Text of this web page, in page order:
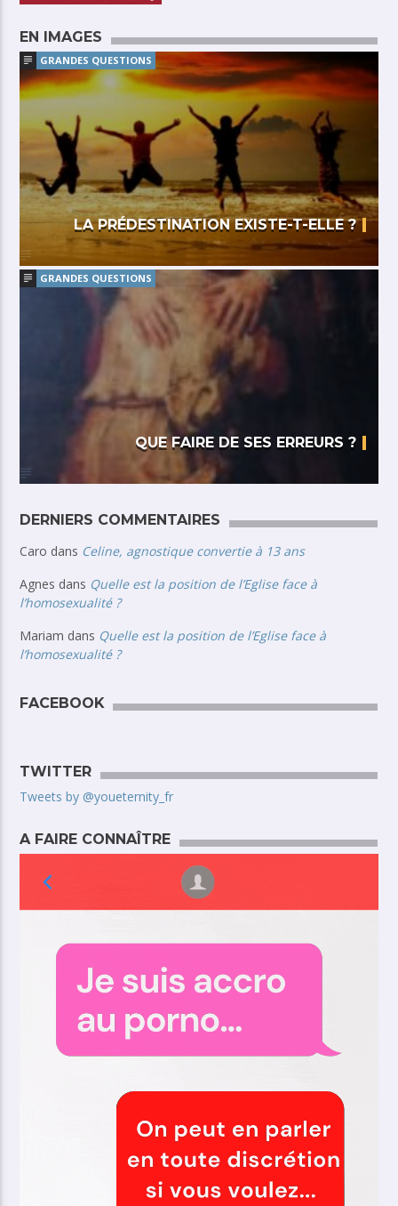
EN IMAGES
GRANDES QUESTIONS
LA PRÉDESTINATION EXISTE-T-ELLE ?
GRANDES QUESTIONS
QUE FAIRE DE SES ERREURS ?
DERNIERS COMMENTAIRES
Caro dans Celine, agnostique convertie à 13 ans
Agnes dans Quelle est la position de l’Eglise face à
l’homosexualité ?
Mariam dans Quelle est la position de l’Eglise face à
l’homosexualité ?
FACEBOOK
TWITTER
Tweets by @youeternity_fr
A FAIRE CONNAÎTRE